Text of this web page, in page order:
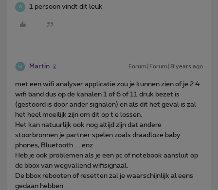
W 1 persoon vindt dit leuk
Martin Forum|Forum|8 years ago
met een wifi analyser applicatie zou je kunnen zien of je 2.4
wifi band dus op de kanalen 1 of 6 of 11 druk bezet is
(gestoord is door ander signalen) en als dit het geval is zal
het heel moeilijk zijn om dit op t e lossen.
Het kan natuurlijk ook nog altijd zijn dat andere
stoorbronnen je partner spelen zoals draadloze baby
phones, Bluetooth .... enz
Heb je ook problemen als je een pc of notebook aansluit op
de bbox van wegvallend wifisignaal.
De bbox rebooten of resetten zal je waarschijnlijk al eens
gedaan hebben.